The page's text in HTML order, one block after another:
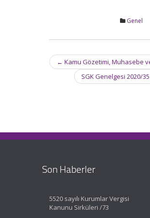
Genel
Post
navigation
← Kamu Gözetimi, Muhasebe
SGK Genelgesi 2020/
Son Haberler
5520 sayılı Kurumlar Vergisi
Kanunu Sirküleri /73